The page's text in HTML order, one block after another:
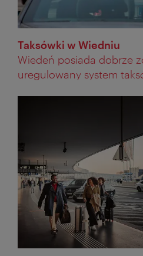
Taksówki w Wiedniu
Wiedeń posiada dobrze
uregulowany system